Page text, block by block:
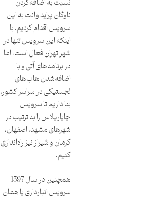
نسبت به اضافه‌کردن
ناوگان پراید وانت به این
سرویس اقدام کردیم. با
اینکه این سرویس تنها در
شهر تهران فعال است، اما
در برنامه‌های آتی و با
اضافه‌شدن هاب‌های
لجستیکی در سراسر کشور،
بنا داریم تا سرویس
چاپارپلاس را به ترتیب در
شهرهای مشهد، اصفهان،
کرمان و شیراز نیز راه‌اندازی
کنیم.
همچنین در سال 1397
سرویس انبارداری یا همان